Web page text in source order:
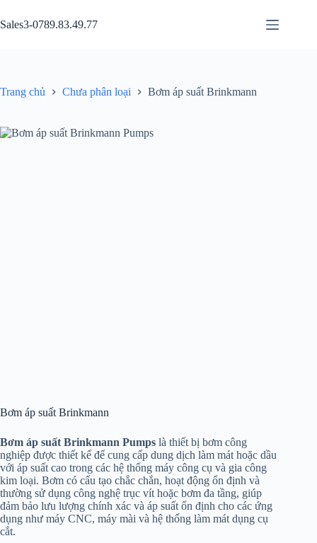
đến
phần
Sales3-0789.83.49.77
Trang chủ Chưa phân loại Bơm áp suất Brinkmann
Bơm áp suất Brinkmann
Bơm áp suất Brinkmann Pumps là thiết bị bơm công
nghiệp được thiết kế để cung cấp dung dịch làm mát hoặc dầu
với áp suất cao trong các hệ thống máy công cụ và gia công
kim loại. Bơm có cấu tạo chắc chắn, hoạt động ổn định và
thường sử dụng công nghệ trục vít hoặc bơm đa tầng, giúp
đảm bảo lưu lượng chính xác và áp suất ổn định cho các ứng
dụng như máy CNC, máy mài và hệ thống làm mát dụng cụ
cắt.